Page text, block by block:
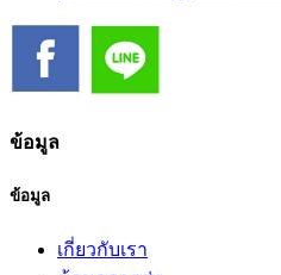
ข้อมูล
ข้อมูล
เกี่ยวกับเรา